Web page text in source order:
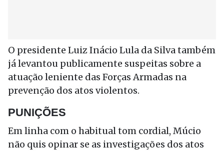
O presidente Luiz Inácio Lula da Silva também
já levantou publicamente suspeitas sobre a
atuação leniente das Forças Armadas na
prevenção dos atos violentos.
PUNIÇÕES
Em linha com o habitual tom cordial, Múcio
não quis opinar se as investigações dos atos